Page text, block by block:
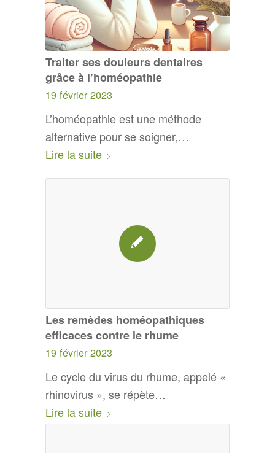
Traiter ses douleurs dentaires
grâce à l’homéopathie
19 février 2023
L’homéopathie est une méthode
alternative pour se soigner,…
Lire la suite
Les remèdes homéopathiques
efficaces contre le rhume
19 février 2023
Le cycle du virus du rhume, appelé «
rhinovirus », se répète…
Lire la suite